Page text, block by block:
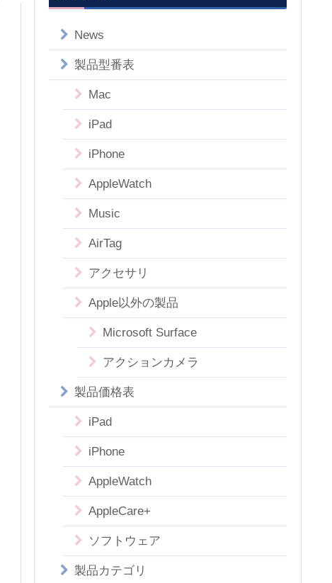
News
製品型番表
Mac
iPad
iPhone
AppleWatch
Music
AirTag
アクセサリ
Apple以外の製品
Microsoft Surface
アクションカメラ
製品価格表
iPad
iPhone
AppleWatch
AppleCare+
ソフトウェア
製品カテゴリ